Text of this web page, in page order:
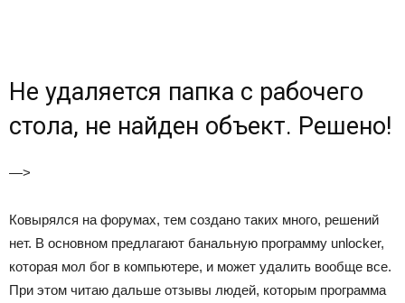
Не удаляется папка с рабочего
стола, не найден объект. Решено!
—>
Ковырялся на форумах, тем создано таких много, решений
нет. В основном предлагают банальную программу unlocker,
которая мол бог в компьютере, и может удалить вообще все.
При этом читаю дальше отзывы людей, которым программа